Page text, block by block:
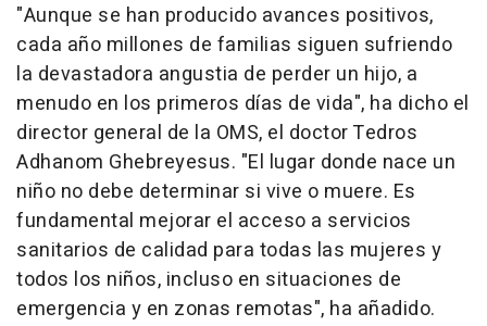
"Aunque se han producido avances positivos,
cada año millones de familias siguen sufriendo
la devastadora angustia de perder un hijo, a
menudo en los primeros días de vida", ha dicho el
director general de la OMS, el doctor Tedros
Adhanom Ghebreyesus. "El lugar donde nace un
niño no debe determinar si vive o muere. Es
fundamental mejorar el acceso a servicios
sanitarios de calidad para todas las mujeres y
todos los niños, incluso en situaciones de
emergencia y en zonas remotas", ha añadido.